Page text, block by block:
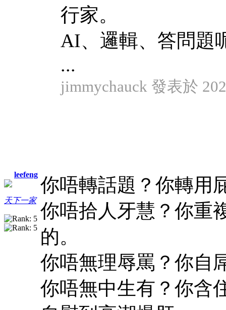
leefeng
天下一家
行家。
AI、邏輯、答問題
...
jimmychauck 發表於
你唔轉話題？你轉用
你唔拾人牙慧？你重
的。
你唔無理辱罵？你自
你唔無中生有？你含